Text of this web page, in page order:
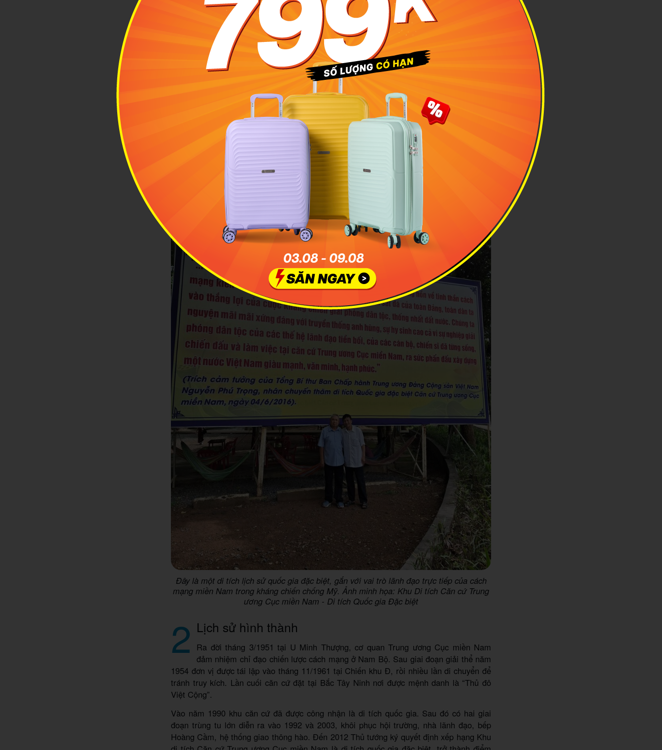
1.2 Những tên gọi gắn liền với lịch sử Khu di tích Căn cứ Trung ương
Cục miền Nam
Qua từng giai đoạn căn cứ có nhiều tên khác nhau, phản ánh tình hình chính trị và yêu
cầu chiến lược. Ban đầu là Xứ ủy Nam Bộ (1946), sau thành Trung ương Cục miền Nam
(1951). Đến năm 1954, tổ chức này giải thể để tái lập Xứ ủy Nam Bộ, rồi tái thành lập
Trung ương Cục miền Nam năm 1961. Một thời kỳ được xem là “Thủ đô kháng chiến”
Ngoài tên chính thức, người dân và cán bộ còn gọi nơi đây bằng mật danh “R”, Căn cứ
Chàng Riệc theo tên khu rừng, Căn cứ Phạm Hùng để ghi nhớ vị Bí thư từng lãnh đạo
lâu năm, hay Căn cứ địa Bắc Tây Ninh theo vị trí địa lý.
Đây là một di tích lịch sử quốc gia đặc biệt, gắn với vai trò lãnh đạo trực tiếp của cách
mạng miền Nam trong kháng chiến chống Mỹ. Ảnh minh họa: Khu Di tích Căn cứ Trung
ương Cục miền Nam - Di tích Quốc gia Đặc biệt
2 Lịch sử hình thành
Ra đời tháng 3/1951 tại U Minh Thượng, cơ quan Trung ương Cục miền Nam
đảm nhiệm chỉ đạo chiến lược cách mạng ở Nam Bộ. Sau giai đoạn giải thể năm
1954 đơn vị được tái lập vào tháng 11/1961 tại Chiến khu Đ, rồi nhiều lần di chuyển để
tránh truy kích. Lần cuối căn cứ đặt tại Bắc Tây Ninh nơi được mệnh danh là “Thủ đô
Việt Cộng”.
Vào năm 1990 khu căn cứ đã được công nhận là di tích quốc gia. Sau đó có hai giai
đoạn trùng tu lớn diễn ra vào 1992 và 2003, khôi phục hội trường, nhà lãnh đạo, bếp
Hoàng Cầm, hệ thống giao thông hào. Đến 2012 Thủ tướng ký quyết định xếp hạng Khu